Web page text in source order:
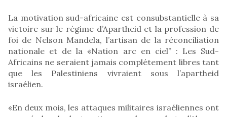
La motivation sud-africaine est consubstantielle à sa
victoire sur le régime d’Apartheid et la profession de
foi de Nelson Mandela, l’artisan de la réconciliation
nationale et de la «Nation arc en ciel’’ : Les Sud-
Africains ne seraient jamais complétement libres tant
que les Palestiniens vivraient sous l’apartheid
israélien.
«En deux mois, les attaques militaires israéliennes ont